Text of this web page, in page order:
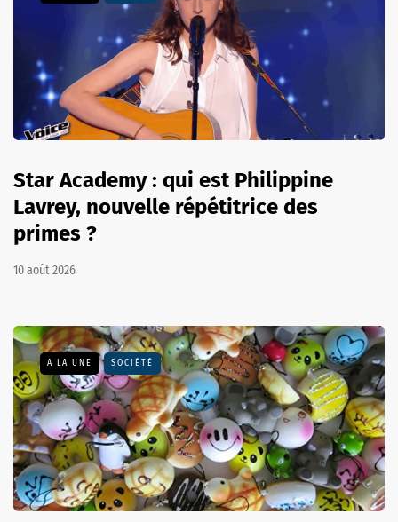
Star Academy : qui est Philippine
Lavrey, nouvelle répétitrice des
primes ?
10 août 2026
A LA UNE SOCIÉTÉ